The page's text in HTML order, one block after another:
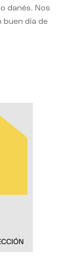
danés. Nos
buen día de